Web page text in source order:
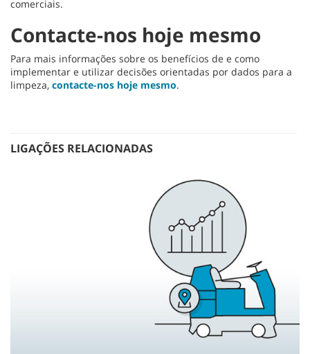
comerciais.
Contacte-nos hoje mesmo
Para mais informações sobre os benefícios de e como
implementar e utilizar decisões orientadas por dados para a
limpeza, contacte-nos hoje mesmo.
LIGAÇÕES RELACIONADAS